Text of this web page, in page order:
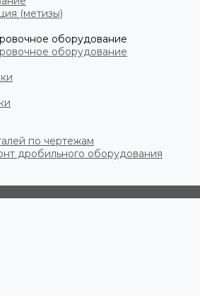
(метизы)
оборудование
оборудование
по чертежам
дробильного оборудования